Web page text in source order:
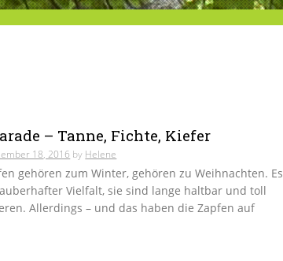
– Tanne, Fichte, Kiefer
18, 2016 by Helene
gehören zum Winter, gehören zu Weihnachten. Es
Vielfalt, sie sind lange haltbar und toll
Allerdings – und das haben die Zapfen auf